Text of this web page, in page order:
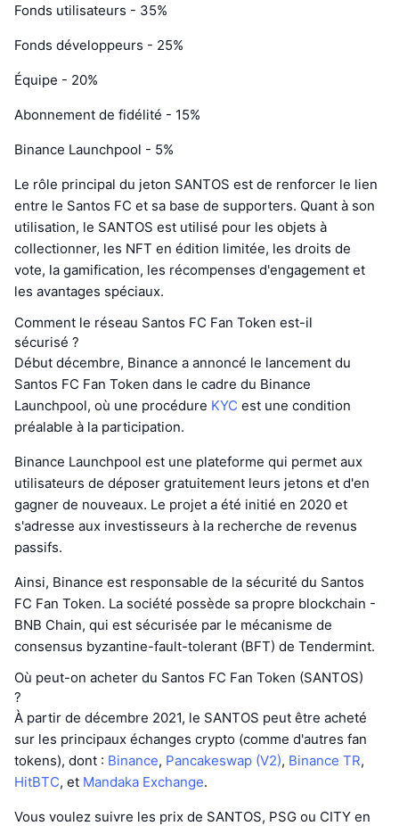
Fonds utilisateurs - 35%
Fonds développeurs - 25%
Équipe - 20%
Abonnement de fidélité - 15%
Binance Launchpool - 5%
Le rôle principal du jeton SANTOS est de renforcer le lien
entre le Santos FC et sa base de supporters. Quant à son
utilisation, le SANTOS est utilisé pour les objets à
collectionner, les NFT en édition limitée, les droits de
vote, la gamification, les récompenses d'engagement et
les avantages spéciaux.
Comment le réseau Santos FC Fan Token est-il
sécurisé ?
Début décembre, Binance a annoncé le lancement du
Santos FC Fan Token dans le cadre du Binance
Launchpool, où une procédure KYC est une condition
préalable à la participation.
Binance Launchpool est une plateforme qui permet aux
utilisateurs de déposer gratuitement leurs jetons et d'en
gagner de nouveaux. Le projet a été initié en 2020 et
s'adresse aux investisseurs à la recherche de revenus
passifs.
Ainsi, Binance est responsable de la sécurité du Santos
FC Fan Token. La société possède sa propre blockchain -
BNB Chain, qui est sécurisée par le mécanisme de
consensus byzantine-fault-tolerant (BFT) de Tendermint.
Où peut-on acheter du Santos FC Fan Token (SANTOS)
?
À partir de décembre 2021, le SANTOS peut être acheté
sur les principaux échanges crypto (comme d'autres fan
tokens), dont : Binance, Pancakeswap (V2), Binance TR,
HitBTC, et Mandaka Exchange.
Vous voulez suivre les prix de SANTOS, PSG ou CITY en